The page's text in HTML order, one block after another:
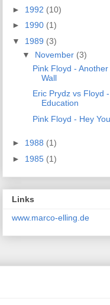
► 1992 (10)
► 1990 (1)
▼ 1989 (3)
▼ November (3)
Pink Floyd -
Wall
Eric Prydz vs Floyd
Education
Pink Floyd - Hey You
► 1988 (1)
► 1985 (1)
Links
www.marco-elling.de